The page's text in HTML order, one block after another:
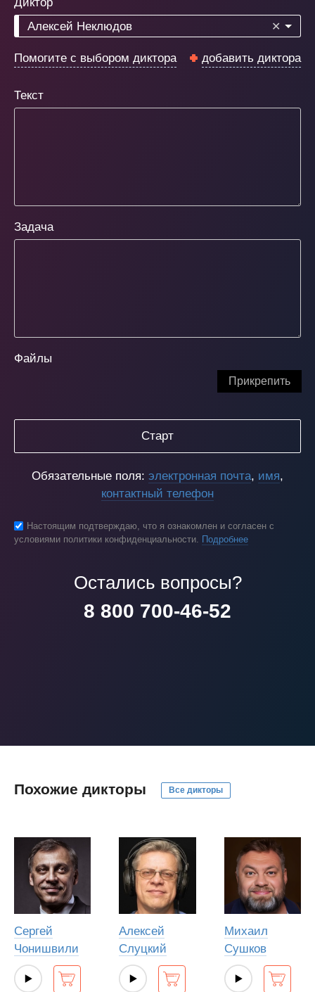
✕
Алексей Неклюдов
Помогите с выбором диктора добавить диктора
Текст
Задача
Файлы
Прикрепить
Старт
Обязательные поля: электронная почта, имя,
контактный телефон
Настоящим подтверждаю, что я ознакомлен и согласен с
условиями политики конфиденциальности. Подробнее
Остались вопросы?
8 800 700-46-52
Похожие дикторы Все дикторы
Сергей
Чонишвили
Алексей
Слуцкий
Михаил
Сушков